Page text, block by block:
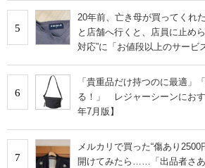
5
20年前、亡き母が買ってくれ
と店舗へ行くと、店員に止
対応”に「お値段以上のサービ
6
「貴重品だけ持つのに最適」
る！」 レジャーシーンにお
年7月版】
7
メルカリで買った“傷あり
開けてみたら……「出品者さ